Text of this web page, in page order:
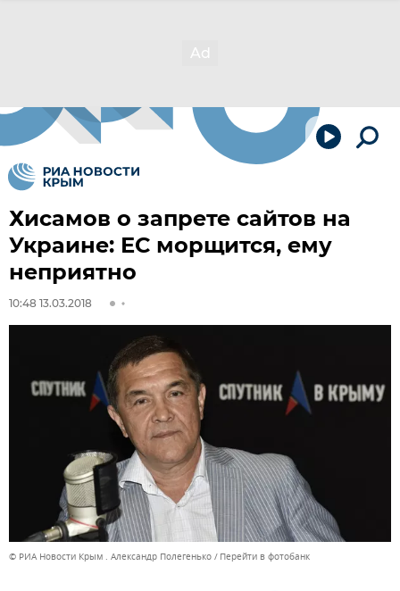
Хисамов о запрете сайтов на
Украине: ЕС морщится, ему
неприятно
10:48 13.03.2018
© РИА Новости Крым . Александр Полегенько Перейти в фотобанк